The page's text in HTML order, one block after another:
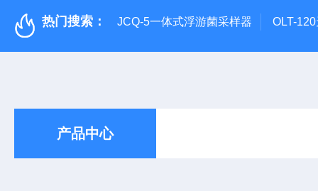
热门搜索： JCQ-5一体式浮游菌采样器 OLT-
产品中心